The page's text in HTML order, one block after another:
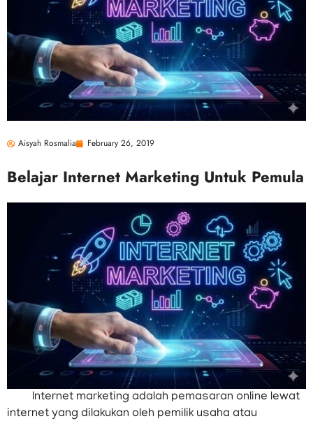
Aisyah Rosmalia February 26, 2019
Belajar Internet Marketing Untuk Pemula
Internet marketing adalah pemasaran online lewat
internet yang dilakukan oleh pemilik usaha atau